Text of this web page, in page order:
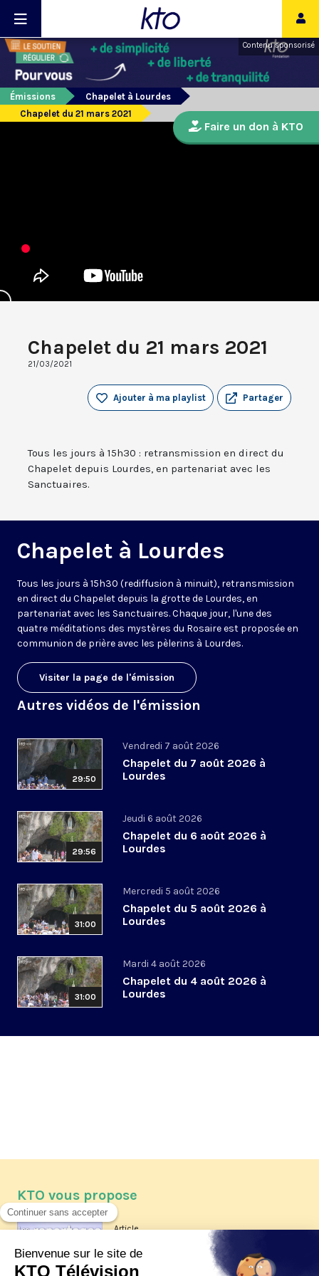
Contenu sponsorisé
Émissions
Chapelet à Lourdes
Chapelet du 21 mars 2021
Chapelet du 21 mars 2021
21/03/2021
Partager
Ajouter à ma playlist
Tous les jours à 15h30 : retransmission en direct du
Chapelet depuis Lourdes, en partenariat avec les
Sanctuaires.
Chapelet à Lourdes
Tous les jours à 15h30 (rediffusion à minuit), retransmission
en direct du Chapelet depuis la grotte de Lourdes, en
partenariat avec les Sanctuaires. Chaque jour, l'une des
quatre méditations des mystères du Rosaire est proposée en
communion de prière avec les pèlerins à Lourdes.
Visiter la page de l'émission
Autres vidéos de l'émission
29:50
Vendredi 7 août 2026
Chapelet du 7 août 2026 à
Lourdes
29:56
Jeudi 6 août 2026
Chapelet du 6 août 2026 à
Lourdes
31:00
Mercredi 5 août 2026
Chapelet du 5 août 2026 à
Lourdes
31:00
Mardi 4 août 2026
Chapelet du 4 août 2026 à
Lourdes
Faire un don à KTO
KTO vous propose
Article
Les reportages d'été 2026 de KTO